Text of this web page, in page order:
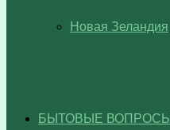
Новая Зеландия
БЫТОВЫЕ ВОПРОСЫ